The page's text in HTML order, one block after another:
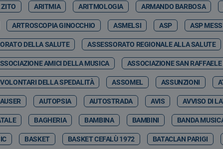
ARITMIA ARITMOLOGIA ARMANDO BARBOSA
ARTROSCOPIA GINOCCHIO ASMELSI ASP ASP
DELLA SALUTE ASSESSORATO REGIONALE ALLA SALUTE
AMICI DELLA MUSICA ASSOCIAZIONE SAN
DELLA SPEDALITÀ ASSOMEL ASSUNZIONI
AUSER AUTOPSIA AUTOSTRADA AVIS AVVISO DI
BAGHERIA BAMBINA BAMBINI BANDA
BASKET BASKET CEFALÙ 1972 BATACLAN PARIGI